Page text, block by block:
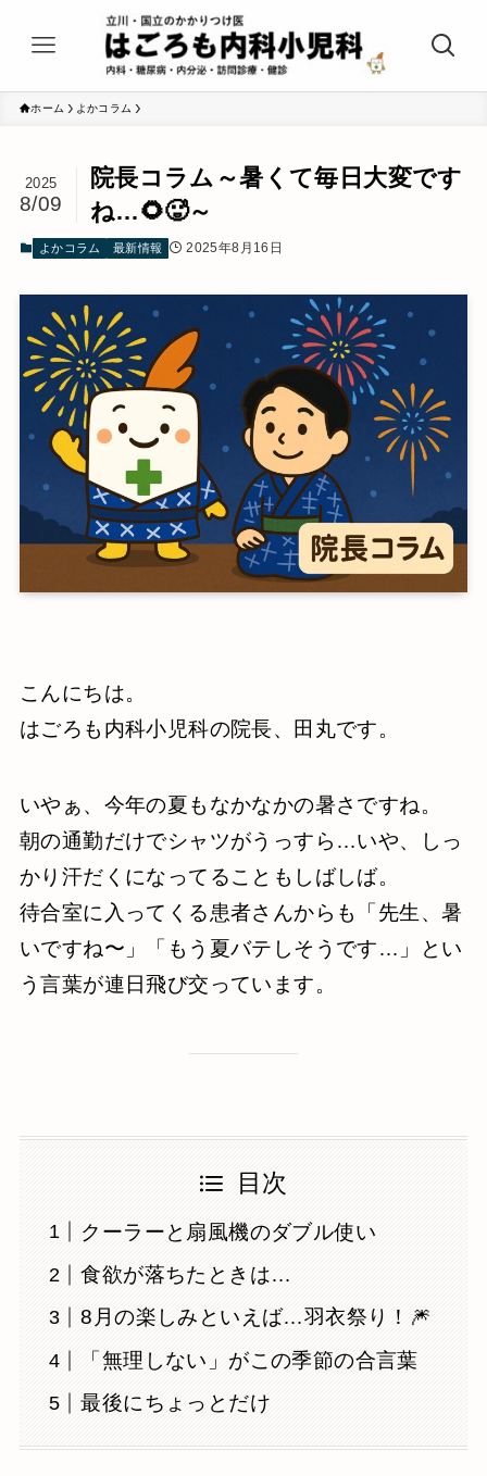
ホーム よかコラム
院長コラム～暑くて毎日大変です
ね…🌻🥵～
2025
8/09
よかコラム 最新情報 2025年8月16日
こんにちは。
はごろも内科小児科の院長、田丸です。
いやぁ、今年の夏もなかなかの暑さですね。
朝の通勤だけでシャツがうっすら…いや、しっ
かり汗だくになってることもしばしば。
待合室に入ってくる患者さんからも「先生、暑
いですね〜」「もう夏バテしそうです…」とい
う言葉が連日飛び交っています。
目次
クーラーと扇風機のダブル使い
食欲が落ちたときは…
8月の楽しみといえば…羽衣祭り！🎆
「無理しない」がこの季節の合言葉
最後にちょっとだけ